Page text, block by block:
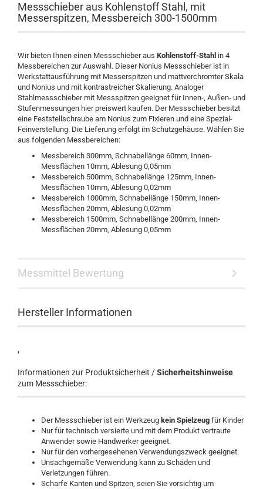
Messschieber aus Kohlenstoff Stahl, mit
Messerspitzen, Messbereich 300-1500mm
Wir bieten Ihnen einen Messschieber aus Kohlenstoff-Stahl in 4
Messbereichen zur Auswahl. Dieser Nonius Messschieber ist in
Werkstattausführung mit Messerspitzen und mattverchromter Skala
und Nonius und mit kontrastreicher Skalierung. Analoger
Stahlmessschieber mit Messspitzen geeignet für Innen-, Außen- und
Stufenmessungen hier preiswert kaufen. Der Messschieber besitzt
eine Feststellschraube am Nonius zum Fixieren und eine Spezial-
Feinverstellung. Die Lieferung erfolgt im Schutzgehäuse. Wählen Sie
aus folgenden Messbereichen:
Messbereich 300mm, Schnabellänge 60mm, Innen-
Messflächen 10mm, Ablesung 0,05mm
Messbereich 500mm, Schnabellänge 125mm, Innen-
Messflächen 10mm, Ablesung 0,02mm
Messbereich 1000mm, Schnabellänge 150mm, Innen-
Messflächen 20mm, Ablesung 0,02mm
Messbereich 1500mm, Schnabellänge 200mm, Innen-
Messflächen 20mm, Ablesung 0,05mm
Messmittel Bewertung
Hersteller Informationen
,
Informationen zur Produktsicherheit /Sicherheitshinweise
zum Messschieber:
Der Messschieber ist ein Werkzeug kein Spielzeug für Kinder
Nur für technisch versierte und mit dem Produkt vertraute
Anwender sowie Handwerker geeignet.
Nur für den vorhergesehenen Verwendungszweck geeignet.
Unsachgemäße Verwendung kann zu Schäden und
Verletzungen führen.
Scharfe Kanten und Spitzen, seien Sie vorsichtig um